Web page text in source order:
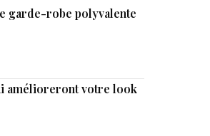
garde-robe polyvalente
amélioreront votre look